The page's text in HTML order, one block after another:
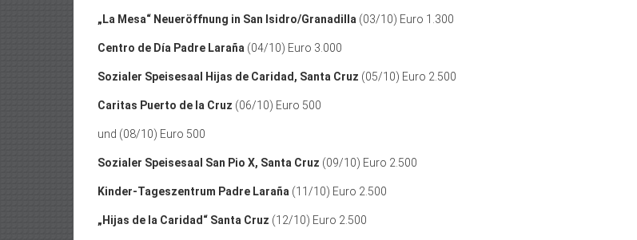
„La Mesa“ Neueröffnung in San Isidro/Granadilla (03/10) Euro 1.300
Centro de Día Padre Laraña (04/10) Euro 3.000
Sozialer Speisesaal Hijas de Caridad, Santa Cruz (05/10) Euro 2.500
Caritas Puerto de la Cruz (06/10) Euro 500
und (08/10) Euro 500
Sozialer Speisesaal San Pio X, Santa Cruz (09/10) Euro 2.500
Kinder-Tageszentrum Padre Laraña (11/10) Euro 2.500
„Hijas de la Caridad“ Santa Cruz (12/10) Euro 2.500